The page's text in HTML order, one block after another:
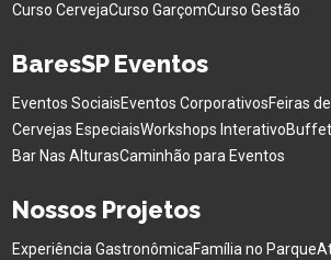
Curso CervejaCurso GarçomCurso Gestão
BaresSP Eventos
Eventos SociaisEventos CorporativosFeiras
Cervejas EspeciaisWorkshops Interativo
Bar Nas AlturasCaminhão para Eventos
Nossos Projetos
Experiência GastronômicaFamília no Parque